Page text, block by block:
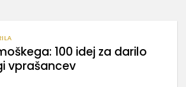
100 idej za darilo
vprašancev